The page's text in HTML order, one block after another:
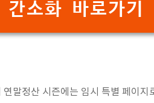
소화 바로가기
말정산 시즌에는 임시 특별 페이지